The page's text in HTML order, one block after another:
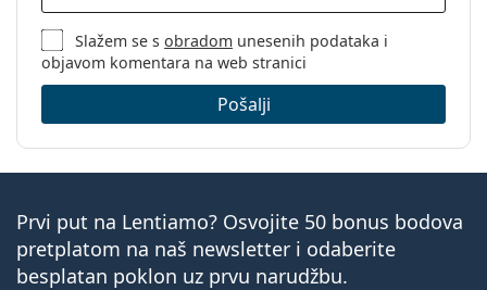
Slažem se sobradom unesenih podataka i
objavom komentara na web stranici
Pošalji
Prvi put na Lentiamo? Osvojite 50 bonus bodova
pretplatom na naš newsletter i odaberite
besplatan poklon uz prvu narudžbu.